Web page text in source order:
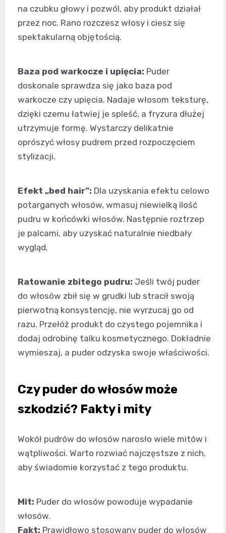
na czubku głowy i pozwól, aby produkt działał
przez noc. Rano rozczesz włosy i ciesz się
spektakularną objętością.
Baza pod warkocze i upięcia: Puder
doskonale sprawdza się jako baza pod
warkocze czy upięcia. Nadaje włosom teksturę,
dzięki czemu łatwiej je spleść, a fryzura dłużej
utrzymuje formę. Wystarczy delikatnie
oprószyć włosy pudrem przed rozpoczęciem
stylizacji.
Efekt „bed hair”: Dla uzyskania efektu celowo
potarganych włosów, wmasuj niewielką ilość
pudru w końcówki włosów. Następnie roztrzep
je palcami, aby uzyskać naturalnie niedbały
wygląd.
Ratowanie zbitego pudru: Jeśli twój puder
do włosów zbił się w grudki lub stracił swoją
pierwotną konsystencję, nie wyrzucaj go od
razu. Przełóż produkt do czystego pojemnika i
dodaj odrobinę talku kosmetycznego. Dokładnie
wymieszaj, a puder odzyska swoje właściwości.
Czy puder do włosów może
szkodzić? Fakty i mity
Wokół pudrów do włosów narosło wiele mitów i
wątpliwości. Warto rozwiać najczęstsze z nich,
aby świadomie korzystać z tego produktu.
Mit: Puder do włosów powoduje wypadanie
włosów.
Fakt: Prawidłowo stosowany puder do włosów